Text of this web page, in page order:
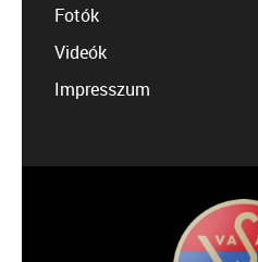
Fotók
Videók
Impresszum